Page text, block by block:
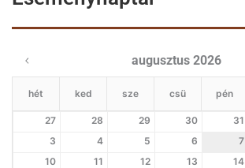
augusztus 2026
hét ked sze csü pén
27 28 29 30 31
3
4 5 6 7
10
11 12 13 14